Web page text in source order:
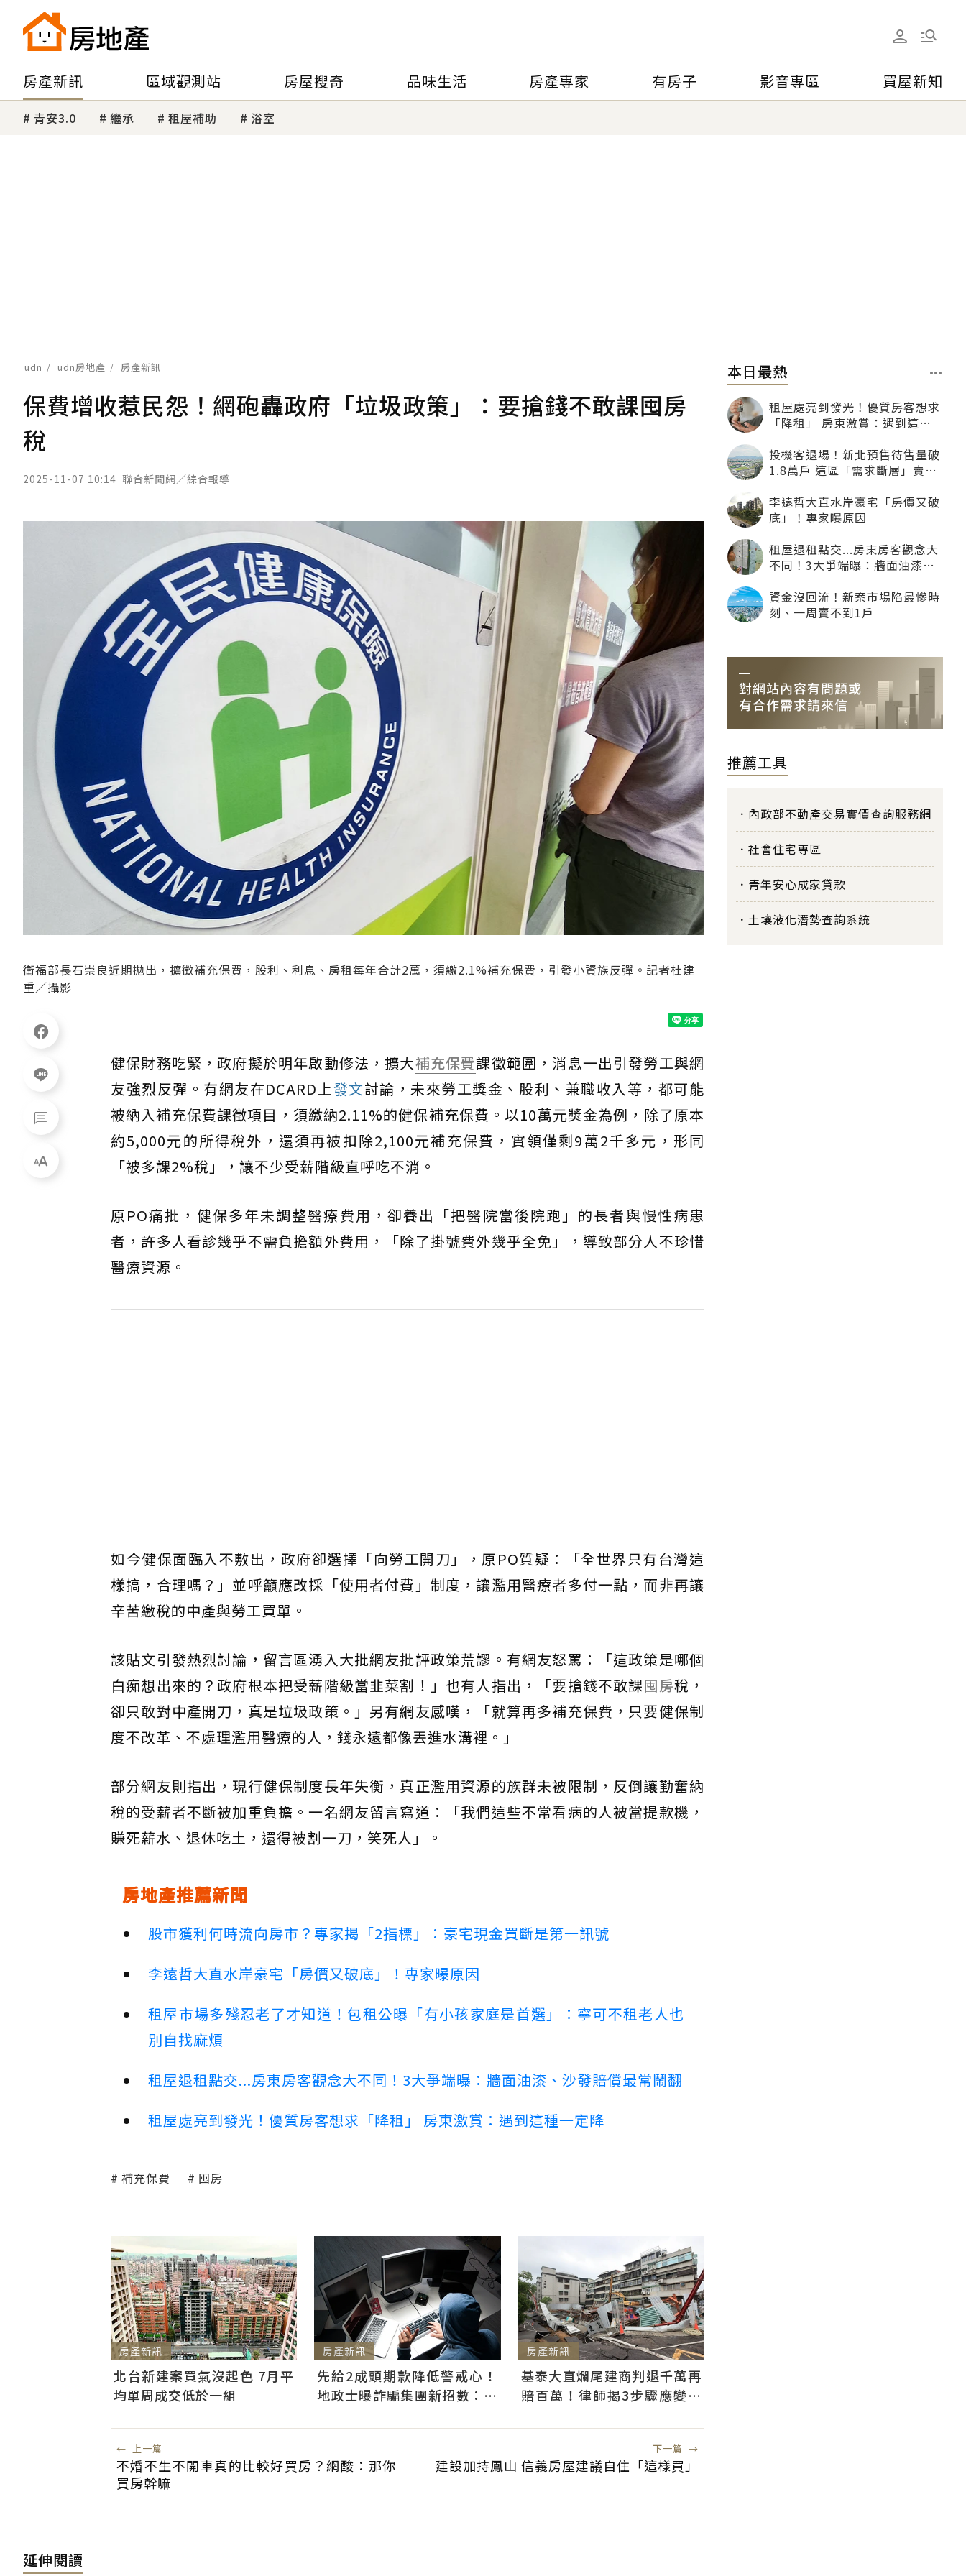
房產新訊 區域觀測站 房屋搜奇 品味生活 房產專家 有房子 影音專區 買屋新知
青安3.0 繼承 租屋補助 浴室
udn udn房地產 房產新訊
保費增收惹民怨！網砲轟政府「垃圾政策」：要搶錢不敢課囤房
稅
2025-11-07 10:14 聯合新聞網／綜合報導
衛福部長石崇良近期拋出，擴徵補充保費，股利、利息、房租每年合計2萬，須繳2.1%補充保費，引發小資族反彈。記者杜建
重／攝影
健保財務吃緊，政府擬於明年啟動修法，擴大補充保費課徵範圍，消息一出引發勞工與網
友強烈反彈。有網友在DCARD上發文討論，未來勞工獎金、股利、兼職收入等，都可能
被納入補充保費課徵項目，須繳納2.11%的健保補充保費。以10萬元獎金為例，除了原本
約5,000元的所得稅外，還須再被扣除2,100元補充保費，實領僅剩9萬2千多元，形同
「被多課2%稅」，讓不少受薪階級直呼吃不消。
原PO痛批，健保多年未調整醫療費用，卻養出「把醫院當後院跑」的長者與慢性病患
者，許多人看診幾乎不需負擔額外費用，「除了掛號費外幾乎全免」，導致部分人不珍惜
醫療資源。
如今健保面臨入不敷出，政府卻選擇「向勞工開刀」，原PO質疑：「全世界只有台灣這
樣搞，合理嗎？」並呼籲應改採「使用者付費」制度，讓濫用醫療者多付一點，而非再讓
辛苦繳稅的中產與勞工買單。
該貼文引發熱烈討論，留言區湧入大批網友批評政策荒謬。有網友怒罵：「這政策是哪個
白痴想出來的？政府根本把受薪階級當韭菜割！」也有人指出，「要搶錢不敢課囤房稅，
卻只敢對中產開刀，真是垃圾政策。」另有網友感嘆，「就算再多補充保費，只要健保制
度不改革、不處理濫用醫療的人，錢永遠都像丟進水溝裡。」
部分網友則指出，現行健保制度長年失衡，真正濫用資源的族群未被限制，反倒讓勤奮納
稅的受薪者不斷被加重負擔。一名網友留言寫道：「我們這些不常看病的人被當提款機，
賺死薪水、退休吃土，還得被割一刀，笑死人」。
房地產推薦新聞
股市獲利何時流向房市？專家揭「2指標」：豪宅現金買斷是第一訊號
李遠哲大直水岸豪宅「房價又破底」！專家曝原因
租屋市場多殘忍老了才知道！包租公曝「有小孩家庭是首選」：寧可不租老人也
別自找麻煩
租屋退租點交...房東房客觀念大不同！3大爭端曝：牆面油漆、沙發賠償最常鬧翻
租屋處亮到發光！優質房客想求「降租」 房東激賞：遇到這種一定降
補充保費 囤房
房產新訊
北台新建案買氣沒起色 7月平
均單周成交低於一組
房產新訊
先給2成頭期款降低警戒心！
地政士曝詐騙集團新招數：偷
房產新訊
基泰大直爛尾建商判退千萬再
賠百萬！律師揭3步驟應變：
← 上一篇
不婚不生不開車真的比較好買房？網酸：那你
買房幹嘛
下一篇 →
建設加持鳳山 信義房屋建議自住「這樣買」
延伸閱讀
本日最熱
租屋處亮到發光！優質房客想求
「降租」 房東激賞：遇到這種
投機客退場！新北預售待售量破
1.8萬戶 這區「需求斷層」賣壓
李遠哲大直水岸豪宅「房價又破
底」！專家曝原因
租屋退租點交...房東房客觀念大
不同！3大爭端曝：牆面油漆、
資金沒回流！新案市場陷最慘時
刻、一周賣不到1戶
推薦工具
內政部不動產交易實價查詢服務網
社會住宅專區
青年安心成家貸款
土壤液化潛勢查詢系統